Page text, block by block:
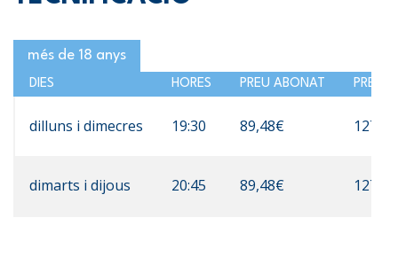
més de 18 anys
DIES HORES PREU ABONAT PREU
dilluns i dimecres 19:30 89,48€
dimarts i dijous 20:45 89,48€